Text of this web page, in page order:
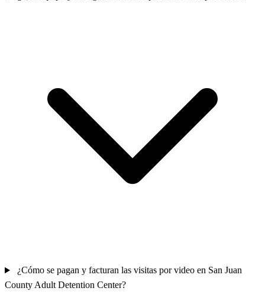
¿Cómo se pagan y facturan las visitas por video en San Juan
County Adult Detention Center?